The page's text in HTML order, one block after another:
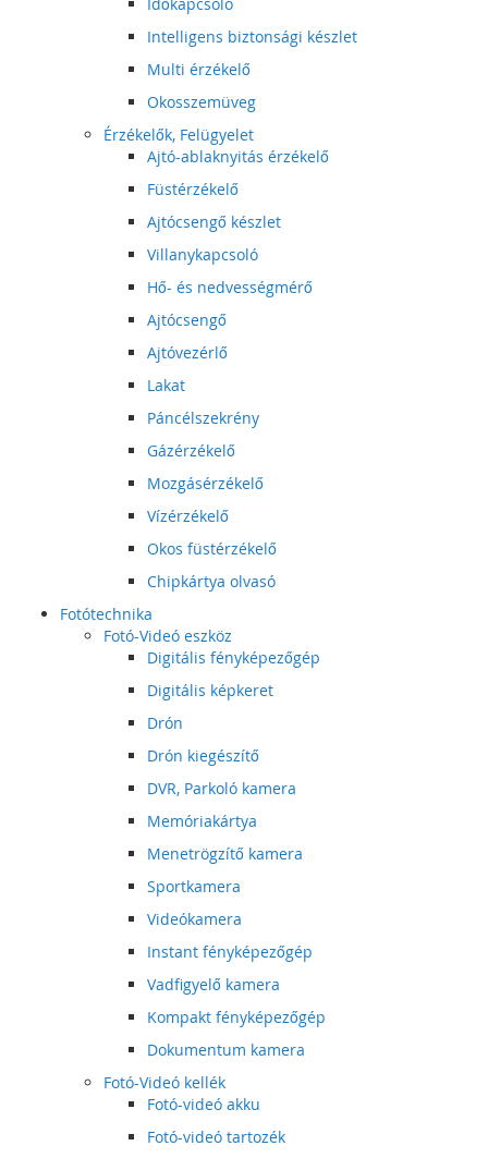
Intelligens biztonsági készlet
Multi érzékelő
Okosszemüveg
Érzékelők, Felügyelet
Ajtó-ablaknyitás érzékelő
Füstérzékelő
Ajtócsengő készlet
Villanykapcsoló
Hő- és nedvességmérő
Ajtócsengő
Ajtóvezérlő
Lakat
Páncélszekrény
Gázérzékelő
Mozgásérzékelő
Vízérzékelő
Okos füstérzékelő
Chipkártya olvasó
Fotótechnika
Fotó-Videó eszköz
Digitális fényképezőgép
Digitális képkeret
Drón
Drón kiegészítő
DVR, Parkoló kamera
Memóriakártya
Menetrögzítő kamera
Sportkamera
Videókamera
Instant fényképezőgép
Vadfigyelő kamera
Kompakt fényképezőgép
Dokumentum kamera
Fotó-Videó kellék
Fotó-videó akku
Fotó-videó tartozék